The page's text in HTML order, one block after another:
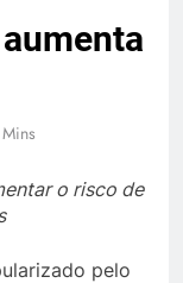
o risco de
pelo